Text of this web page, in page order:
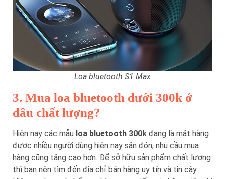
Loa bluetooth S1 Max
3. Mua loa bluetooth dưới 300k ở
đâu chất lượng?
Hiện nay các mẫu loa bluetooth 300k đang là mặt hàng
được nhiều người dùng hiện nay săn đón, nhu cầu mua
hàng cũng tăng cao hơn. Để sở hữu sản phẩm chất lượng
thì bạn nên tìm đến địa chỉ bán hàng uy tín và tin cậy.